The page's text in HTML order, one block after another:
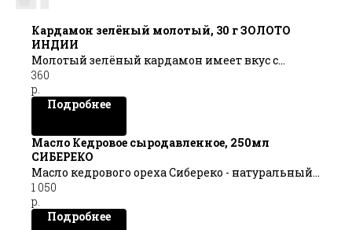
Кардамон зелёный молотый, 30 г ЗОЛОТО
ИНДИИ
Молотый зелёный кардамон имеет вкус с
нотками эвкалипта и лимонника. Идеально
сочетается с бобовыми, рыбой, мясом, овощами,
рисом и птицей. Кардамон используют в
360
р.
Подробнее
Масло Кедровое сыродавленное, 250мл
СИБЕРЕКО
Масло кедрового ореха Сибереко - натуральный
продукт высшего качества.
Практичный объём упаковки позволит удобно
разместить масло на полочке и наслаждаться
1 050
р.
Подробнее